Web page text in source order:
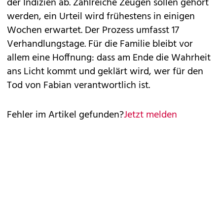
werden, ein Urteil wird frühestens in einigen
Wochen erwartet. Der Prozess umfasst 17
Verhandlungstage. Für die Familie bleibt vor
allem eine Hoffnung: dass am Ende die Wahrheit
ans Licht kommt und geklärt wird, wer für den
Tod von Fabian verantwortlich ist.
Fehler im Artikel gefunden?Jetzt melden